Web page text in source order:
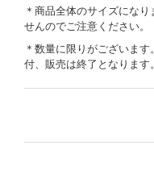
＊商品全体のサイズにな
せんのでご注意ください。
＊数量に限りがございま
付、販売は終了となります。